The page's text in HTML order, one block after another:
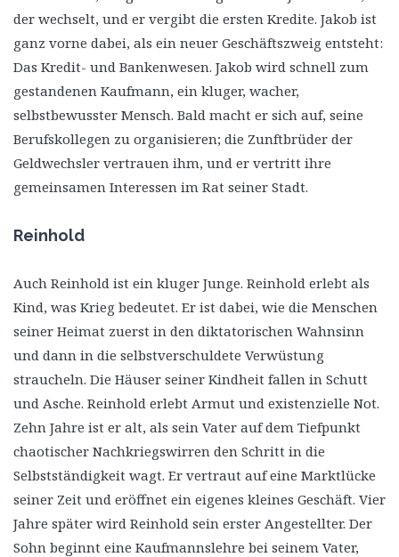
der wechselt, und er vergibt die ersten Kredite. Jakob ist
ganz vorne dabei, als ein neuer Geschäftszweig entsteht:
Das Kredit- und Bankenwesen. Jakob wird schnell zum
gestandenen Kaufmann, ein kluger, wacher,
selbstbewusster Mensch. Bald macht er sich auf, seine
Berufskollegen zu organisieren; die Zunftbrüder der
Geldwechsler vertrauen ihm, und er vertritt ihre
gemeinsamen Interessen im Rat seiner Stadt.
Reinhold
Auch Reinhold ist ein kluger Junge. Reinhold erlebt als
Kind, was Krieg bedeutet. Er ist dabei, wie die Menschen
seiner Heimat zuerst in den diktatorischen Wahnsinn
und dann in die selbstverschuldete Verwüstung
straucheln. Die Häuser seiner Kindheit fallen in Schutt
und Asche. Reinhold erlebt Armut und existenzielle Not.
Zehn Jahre ist er alt, als sein Vater auf dem Tiefpunkt
chaotischer Nachkriegswirren den Schritt in die
Selbstständigkeit wagt. Er vertraut auf eine Marktlücke
seiner Zeit und eröffnet ein eigenes kleines Geschäft. Vier
Jahre später wird Reinhold sein erster Angestellter. Der
Sohn beginnt eine Kaufmannslehre bei seinem Vater,